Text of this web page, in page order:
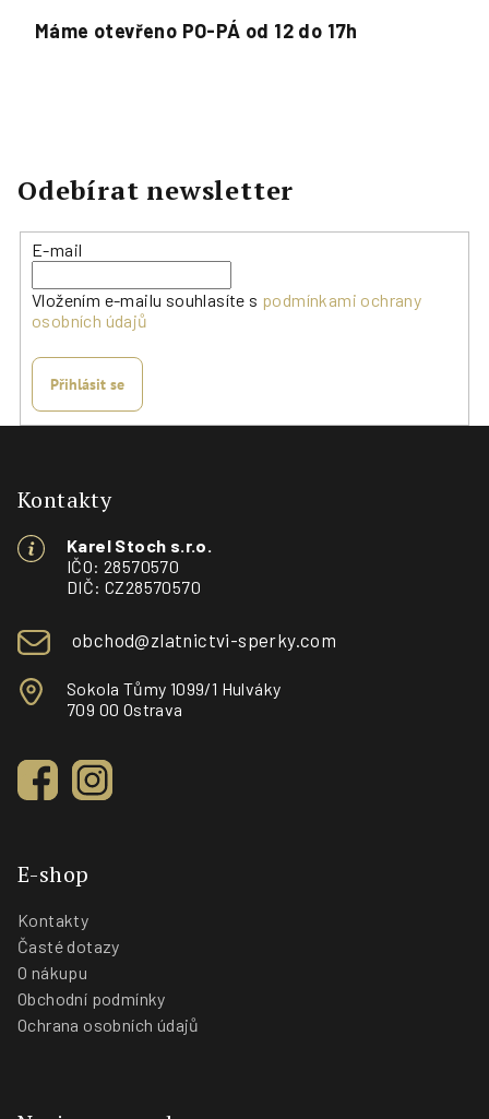
Máme otevřeno PO-PÁ od 12 do 17h
Odebírat newsletter
E-mail
Vložením e-mailu souhlasíte s podmínkami ochrany
osobních údajů
Přihlásit se
Kontakty
Karel Stoch s.r.o.
IČO: 28570570
DIČ: CZ28570570
obchod@zlatnictvi-sperky.com
Sokola Tůmy 1099/1 Hulváky
709 00 Ostrava
E-shop
Kontakty
Časté dotazy
O nákupu
Obchodní podmínky
Ochrana osobních údajů